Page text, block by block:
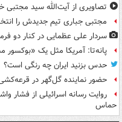
تصاویری از آیت‌الله سید مجتبی
مجتبی جباری تیم جدیدش را
سردار علی عظمایی در کنار دو
پانه‌تا: آمریکا مثل یک
حدس بزنید ایران چه رنگی است؟
حضور نماینده گل‌گهر در
روایت رسانه اسرائیلی از فشار
حماس